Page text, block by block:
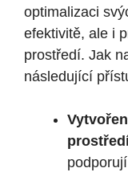
optimalizaci
efektivitě, ale i
prostředí. Jak
následující